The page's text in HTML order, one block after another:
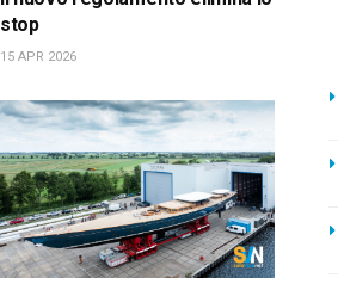
stop
15 APR 2026